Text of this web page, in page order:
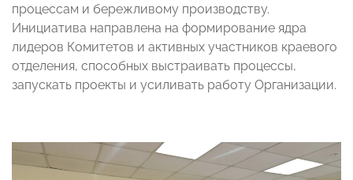
процессам и бережливому производству.
Инициатива направлена на формирование ядра
лидеров Комитетов и активных участников краевого
отделения, способных выстраивать процессы,
запускать проекты и усиливать работу Организации.